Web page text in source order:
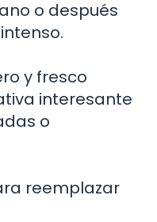
o después
y fresco
interesante
o
reemplazar